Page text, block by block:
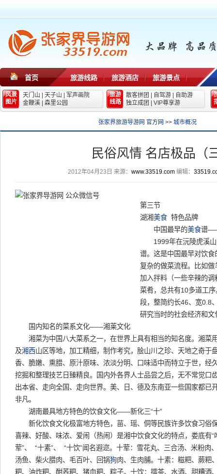
首页 旅游线路 旅游酒店 旅游景点
风景
图片
天门山 天子山
军声画院
金鞭溪
森里公园
旅游
线路
散客拼团 自驾游
自助游
独立成团
VIP尊享游
张家界旅游导游网 官方网 >> 城市概况
民俗风情 名店极品（
2012年04月23日 来源： www.33519.com编辑：
第三节
湖湘美食 特色品牌
中国最早的美食谱
1999年在沅陵虎溪山
谱。这是中国最早对饮
复杂的做菜流程。比如
加入拌料（一些辛辣的
菜肴，总共有10多道工
段，整简约长46、宽0.8
研究当时的社会经济和
国内知名的菜系文化——湘莱文化
湘菜为中国八大菜系之一，在世界上具有相当的知名度。湘菜
及湘西山区等地，加工精细，制作考究，脍山川之珍、天地之奇于
香、脆嫩、熏腊、原汁原味、浓淡分明、口味适中而特立于世，经
挖掘和整理技艺日臻精良。国内外各界人士品尝之后，无不常觉口
出本省、走向全国、走向世界。美、日、德及东南亚一些国家都已
非凡。
湖南最具地方特色的饮食文化——新化三“十”
新化饮食文化极富地方特色，苗、瑶、侗等民族许多饮食习俗
喜辣、好酸、味浓、爱闹（热闹）是湘中饮食文化的特点，娄底有“
荤”、 “十素”、 “十饮”闻名遐迩。十荤：雪花丸、三合汤、米粉肉
汤鱼、柴火腊肉、毛百叶、回锅狗肉、生肉脯。十素：糍粑、蕨粑
粑、油炸粑、酣荞粑、猪血粑、粽子。十饮：擂茶、水酒、甜糟酒